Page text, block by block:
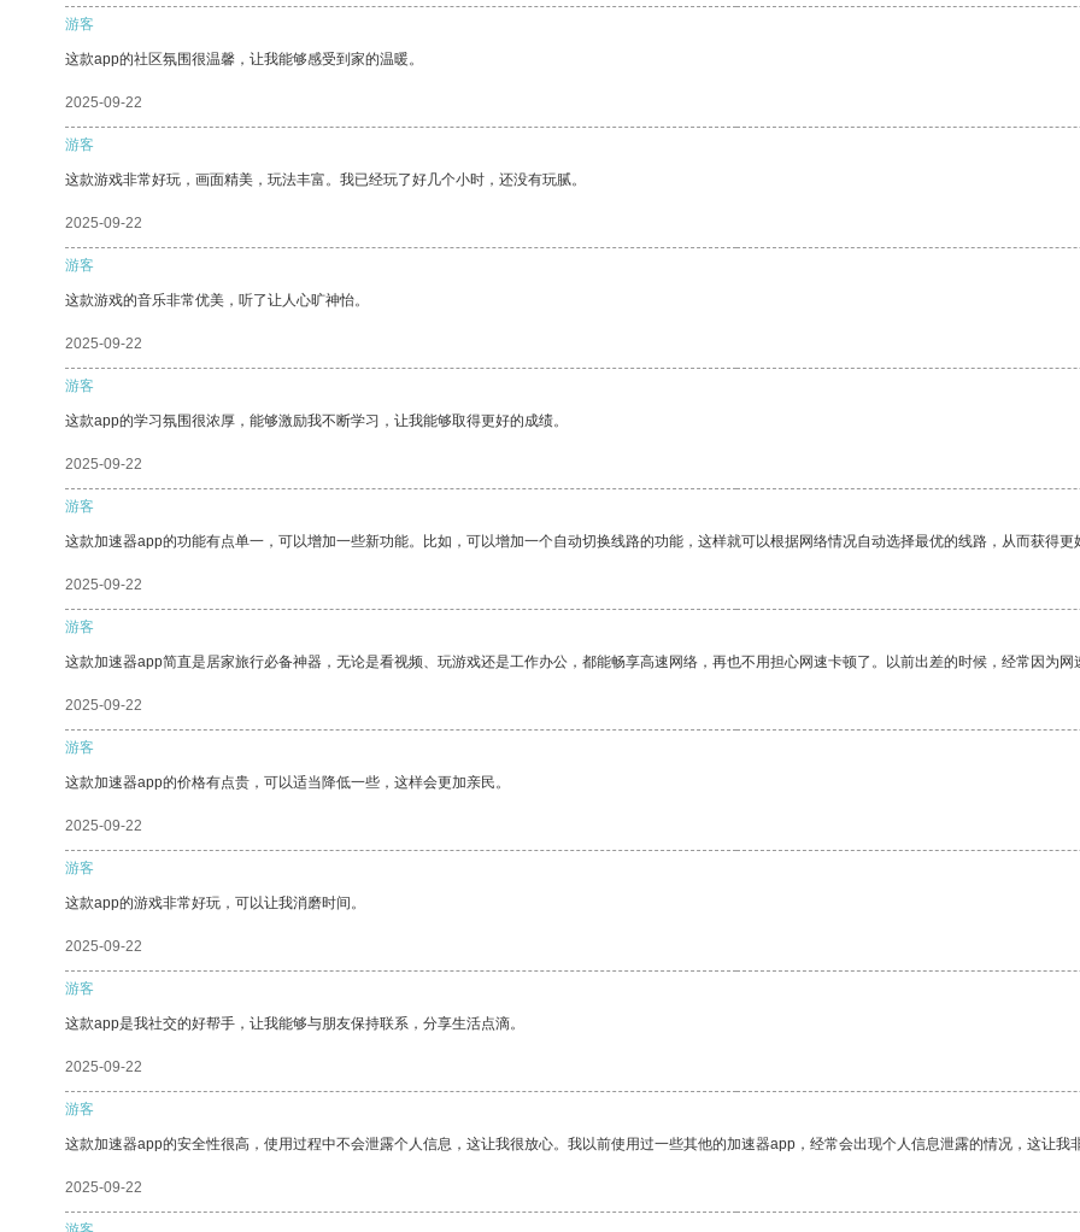
游客
这款app的社区氛围很温馨，让我能够感受到家的温暖。
2025-09-22
游客
这款游戏非常好玩，画面精美，玩法丰富。我已经玩了好几个小时，还没有玩腻。
2025-09-22
游客
这款游戏的音乐非常优美，听了让人心旷神怡。
2025-09-22
游客
这款app的学习氛围很浓厚，能够激励我不断学习，让我能够取得更好的成绩。
2025-09-22
游客
这款加速器app的功能有点单一，可以增加一些新功能。比如，可以增加一个自动切换线路的功能，这样就可以根据网络情况自动选择最优的线路，从而获得更
2025-09-22
游客
这款加速器app简直是居家旅行必备神器，无论是看视频、玩游戏还是工作办公，都能畅享高速网络，再也不用担心网速卡顿了。以前出差的时候，经常因为
2025-09-22
游客
这款加速器app的价格有点贵，可以适当降低一些，这样会更加亲民。
2025-09-22
游客
这款app的游戏非常好玩，可以让我消磨时间。
2025-09-22
游客
这款app是我社交的好帮手，让我能够与朋友保持联系，分享生活点滴。
2025-09-22
游客
这款加速器app的安全性很高，使用过程中不会泄露个人信息，这让我很放心。我以前使用过一些其他的加速器app，经常会出现个人信息泄露的情况，这让我
2025-09-22